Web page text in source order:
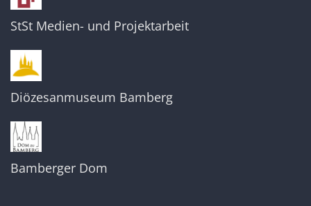
StSt Medien- und Projektarbeit
Diözesanmuseum Bamberg
Bamberger Dom